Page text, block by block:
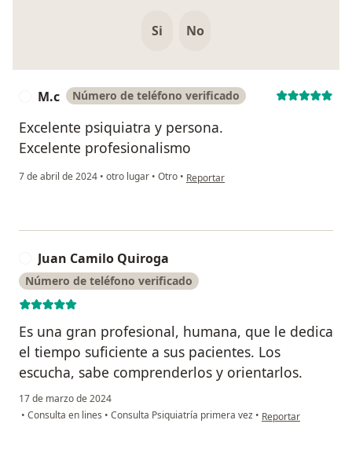
Si No
M.c Número de teléfono verificado
Excelente psiquiatra y persona.
Excelente profesionalismo
7 de abril de 2024 • otro lugar • Otro • en opinión del usuario M.c
Reportar
Juan Camilo Quiroga
Número de teléfono verificado
Es una gran profesional, humana, que le dedica
el tiempo suficiente a sus pacientes. Los
escucha, sabe comprenderlos y orientarlos.
17 de marzo de 2024
• Consulta en lines • Consulta Psiquiatría primera vez • en opinión del
Reportar